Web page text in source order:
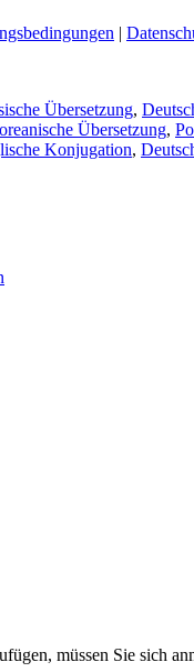
|
Übersetzung,
Übersetzung,
Konjugation,
müssen Sie sich